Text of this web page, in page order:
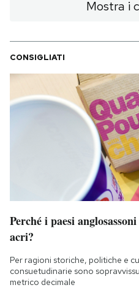
Mostra i
CONSIGLIATI
Perché i paesi
acri?
Per ragioni storiche, politiche e
consuetudinarie sono
metrico decimale